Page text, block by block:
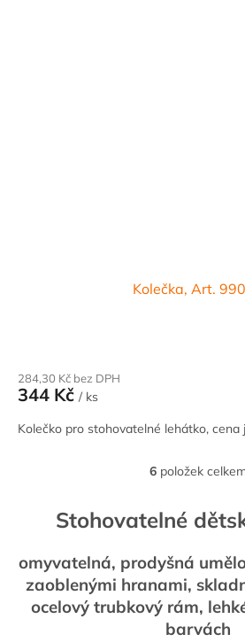
Kolečka, Art.
284,30 Kč bez DPH
344 Kč / ks
Kolečko pro stohovatelné lehátko, cena
O
l
á
a
c
í
p
r
6 položek
Stohovatelné
omyvatelná, prodyšná
zaoblenými hranami,
ocelový trubkový rám,
barvách